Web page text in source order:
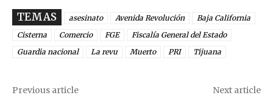
TEMAS asesinato Avenida Revolución
Baja California
Cisterna
Comercio FGE
Fiscalía General del Estado
Guardia nacional
La revu Muerto PRI Tijuana
Previous article Next article